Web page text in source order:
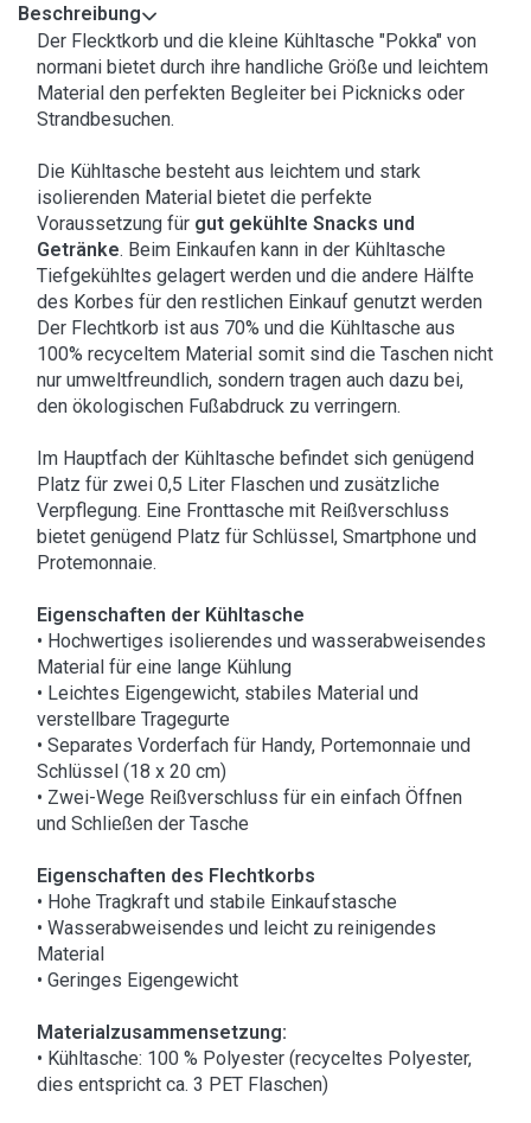
Beschreibung
Der Flecktkorb und die kleine Kühltasche "Pokka" von
normani bietet durch ihre handliche Größe und leichtem
Material den perfekten Begleiter bei Picknicks oder
Strandbesuchen.
Die Kühltasche besteht aus leichtem und stark
isolierenden Material bietet die perfekte
Voraussetzung für gut gekühlte Snacks und
Getränke. Beim Einkaufen kann in der Kühltasche
Tiefgekühltes gelagert werden und die andere Hälfte
des Korbes für den restlichen Einkauf genutzt werden
Der Flechtkorb ist aus 70% und die Kühltasche aus
100% recyceltem Material somit sind die Taschen nicht
nur umweltfreundlich, sondern tragen auch dazu bei,
den ökologischen Fußabdruck zu verringern.
Im Hauptfach der Kühltasche befindet sich genügend
Platz für zwei 0,5 Liter Flaschen und zusätzliche
Verpflegung. Eine Fronttasche mit Reißverschluss
bietet genügend Platz für Schlüssel, Smartphone und
Protemonnaie.
Eigenschaften der Kühltasche
• Hochwertiges isolierendes und wasserabweisendes
Material für eine lange Kühlung
• Leichtes Eigengewicht, stabiles Material und
verstellbare Tragegurte
• Separates Vorderfach für Handy, Portemonnaie und
Schlüssel (18 x 20 cm)
• Zwei-Wege Reißverschluss für ein einfach Öffnen
und Schließen der Tasche
Eigenschaften des Flechtkorbs
• Hohe Tragkraft und stabile Einkaufstasche
• Wasserabweisendes und leicht zu reinigendes
Material
• Geringes Eigengewicht
Materialzusammensetzung:
• Kühltasche: 100 % Polyester (recyceltes Polyester,
dies entspricht ca. 3 PET Flaschen)